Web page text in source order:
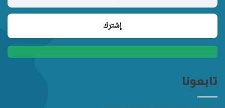
تابعونا